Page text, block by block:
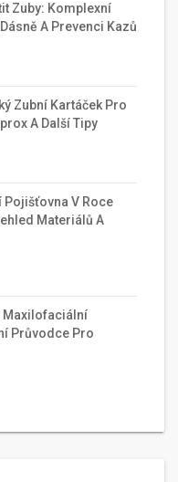
Zuby: Komplexní
A Prevenci Kazů
Zubní Kartáček Pro
A Další Tipy
V Roce
Materiálů A
Maxilofaciální
Průvodce Pro